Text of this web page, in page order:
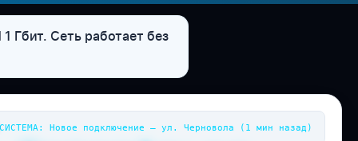
Гбит. Сеть работает без
СИСТЕМА: Новое подключение — ул. Черновола (1 мин назад)